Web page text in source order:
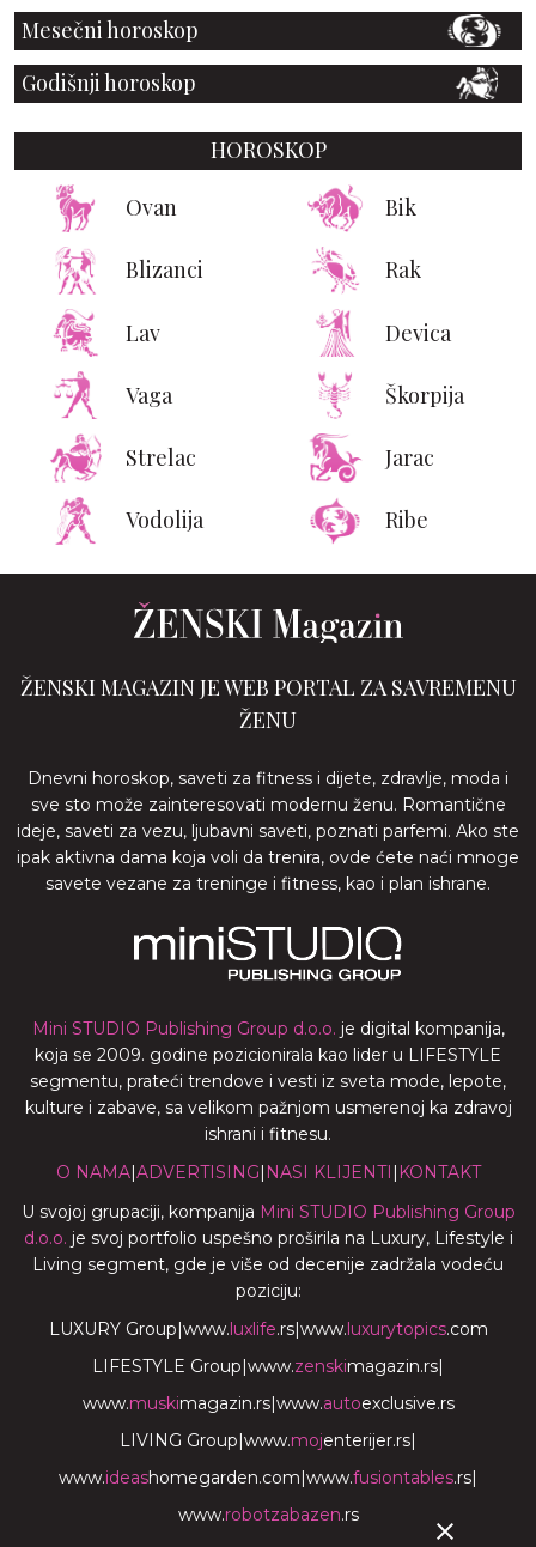
Mesečni horoskop
Godišnji horoskop
HOROSKOP
Ovan Bik
Blizanci Rak
Lav Devica
Vaga Škorpija
Strelac Jarac
Vodolija Ribe
ŽENSKI MAGAZIN JE WEB PORTAL ZA SAVREMENU
ŽENU
Dnevni horoskop, saveti za fitness i dijete, zdravlje, moda i
sve sto može zainteresovati modernu ženu. Romantične
ideje, saveti za vezu, ljubavni saveti, poznati parfemi. Ako ste
ipak aktivna dama koja voli da trenira, ovde ćete naći mnoge
savete vezane za treninge i fitness, kao i plan ishrane.
Mini STUDIO Publishing Group d.o.o. je digital kompanija,
koja se 2009. godine pozicionirala kao lider u LIFESTYLE
segmentu, prateći trendove i vesti iz sveta mode, lepote,
kulture i zabave, sa velikom pažnjom usmerenoj ka zdravoj
ishrani i fitnesu.
O NAMA|ADVERTISING| NASI KLIJENTI | KONTAKT
U svojoj grupaciji, kompanija Mini STUDIO Publishing Group
d.o.o. je svoj portfolio uspešno proširila na Luxury, Lifestyle i
Living segment, gde je više od decenije zadržala vodeću
poziciju:
LUXURY Group|www.luxlife.rs|www.luxurytopics.com
LIFESTYLE Group|www.zenskimagazin.rs|
www.muskimagazin.rs|www.autoexclusive.rs
LIVING Group|www.mojenterijer.rs|
www.ideashomegarden.com|www.fusiontables.rs|
www.robotzabazen.rs